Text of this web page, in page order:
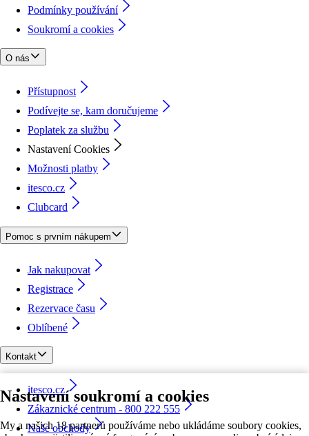
Nastavení soukromí a cookies
My a našich 18 partnerů používáme nebo ukládáme soubory cookies,
Podmínky používání
Soukromí a cookies
O nás
Přístupnost
Podívejte se, kam doručujeme
Poplatek za službu
Nastavení Cookies
Možnosti platby
itesco.cz
Clubcard
Pomoc s prvním nákupem
Jak nakupovat
Registrace
Rezervace času
Oblíbené
Kontakt
itesco.cz
Zákaznické centrum - 800 222 555
Naše obchody